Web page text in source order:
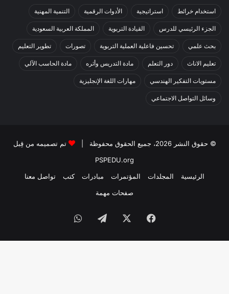
استخدام خرائط استراتيجية الأدوات الرقمية التنمية المهنية
الجزء الرئيسي للدرس القيادة التربوية المملكة العربية السعودية
بحث علمي تحسين فاعلية العملية التربوية تصورات تطوير التعليم
تعليم الاناث دور التعلم مادة التدريس وأثره مادة الحاسب الآلي
مستويات التفكير الهندسي مهارات اللغة الإنجليزية
وسائل التواصل الاجتماعي
© حقوق النشر 2026، جميع الحقوق محفوظة |
تم تصميمه من قِبل
PSPEDU.org
الرئيسية
المجلدات المؤتمرات مبادرات كتب
تواصل معنا
صفحات مهمة